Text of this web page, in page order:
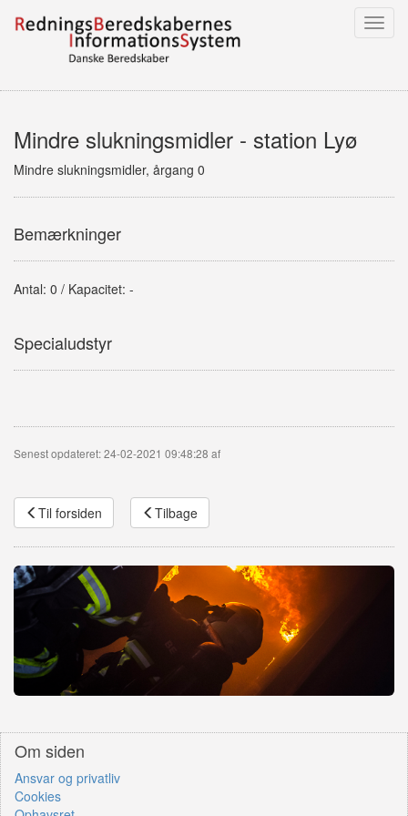
Mindre slukningsmidler - station Lyø
Mindre slukningsmidler, årgang 0
Bemærkninger
Antal: 0 / Kapacitet: -
Specialudstyr
Senest opdateret: 24-02-2021 09:48:28 af
Til forsiden Tilbage
Om siden
Ansvar og privatliv
Cookies